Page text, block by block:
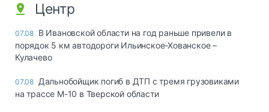
Центр
07.08 В Ивановской области на год раньше привели в
порядок 5 км автодороги Ильинское-Хованское –
Кулачево
07.08 Дальнобойщик погиб в ДТП с тремя грузовиками
на трассе М-10 в Тверской области